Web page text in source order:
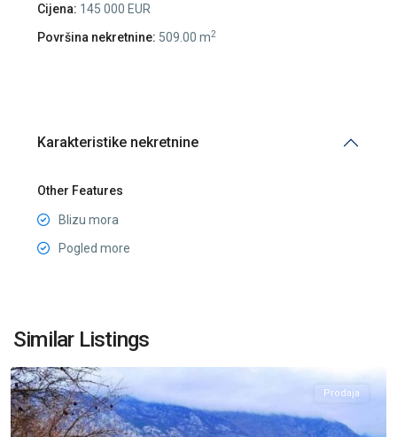
Cijena: 145 000 EUR
Površina nekretnine: 509.00 m2
Karakteristike nekretnine
Other Features
Blizu mora
Pogled more
Similar Listings
Stoliv
Kotor
Prodaja